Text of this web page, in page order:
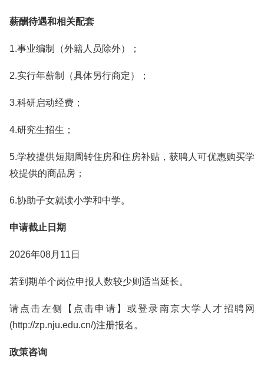
薪酬待遇和相关配套
1.事业编制（外籍人员除外）；
2.实行年薪制（具体另行商定）；
3.科研启动经费；
4.研究生招生；
5.学校提供短期周转住房和住房补贴，获聘人可优惠购买学
校提供的商品房；
6.协助子女就读小学和中学。
申请截止日期
2026年08月11日
若到期单个岗位申报人数较少则适当延长。
请点击左侧【点击申请】或登录南京大学人才招聘网
(http://zp.nju.edu.cn/)注册报名。
政策咨询